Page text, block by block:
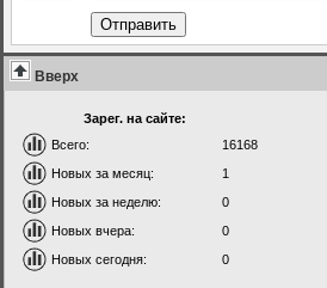
Отправить
Вверх
Зарег. на сайте:
Всего:
16168
Новых за месяц:
1
Новых за неделю:
0
Новых вчера:
0
Новых сегодня:
0